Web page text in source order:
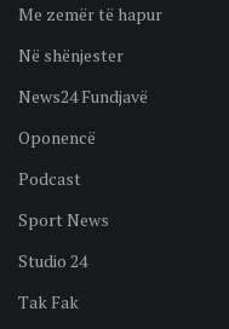
Me zemër të hapur
Në shënjester
News24 Fundjavë
Oponencë
Podcast
Sport News
Studio 24
Tak Fak